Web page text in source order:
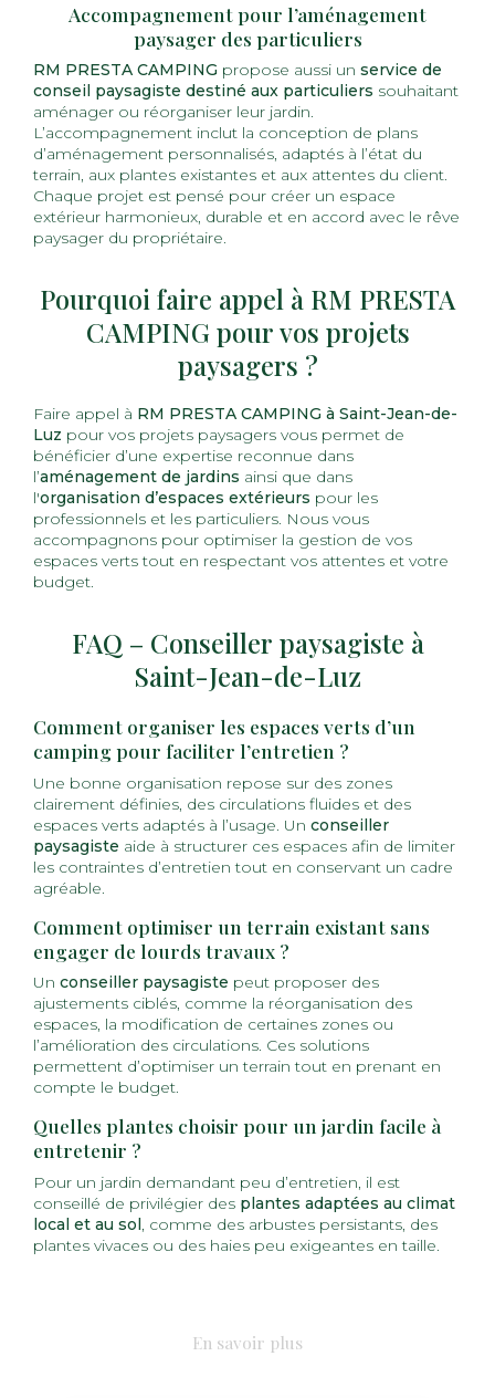
Accompagnement pour l’aménagement
paysager des particuliers
RM PRESTA CAMPING propose aussi un service de
conseil paysagiste destiné aux particuliers souhaitant
aménager ou réorganiser leur jardin.
L’accompagnement inclut la conception de plans
d’aménagement personnalisés, adaptés à l’état du
terrain, aux plantes existantes et aux attentes du client.
Chaque projet est pensé pour créer un espace
extérieur harmonieux, durable et en accord avec le rêve
paysager du propriétaire.
Pourquoi faire appel à RM PRESTA
CAMPING pour vos projets
paysagers ?
Faire appel à RM PRESTA CAMPING à Saint-Jean-de-
Luz pour vos projets paysagers vous permet de
bénéficier d’une expertise reconnue dans
l’aménagement de jardins ainsi que dans
l'organisation d’espaces extérieurs pour les
professionnels et les particuliers. Nous vous
accompagnons pour optimiser la gestion de vos
espaces verts tout en respectant vos attentes et votre
budget.
FAQ – Conseiller paysagiste à
Saint-Jean-de-Luz
Comment organiser les espaces verts d’un
camping pour faciliter l’entretien ?
Une bonne organisation repose sur des zones
clairement définies, des circulations fluides et des
espaces verts adaptés à l’usage. Un conseiller
paysagiste aide à structurer ces espaces afin de limiter
les contraintes d’entretien tout en conservant un cadre
agréable.
Comment optimiser un terrain existant sans
engager de lourds travaux ?
Un conseiller paysagiste peut proposer des
ajustements ciblés, comme la réorganisation des
espaces, la modification de certaines zones ou
l’amélioration des circulations. Ces solutions
permettent d’optimiser un terrain tout en prenant en
compte le budget.
Quelles plantes choisir pour un jardin facile à
entretenir ?
Pour un jardin demandant peu d’entretien, il est
conseillé de privilégier des plantes adaptées au climat
local et au sol , comme des arbustes persistants, des
plantes vivaces ou des haies peu exigeantes en taille.
En savoir plus